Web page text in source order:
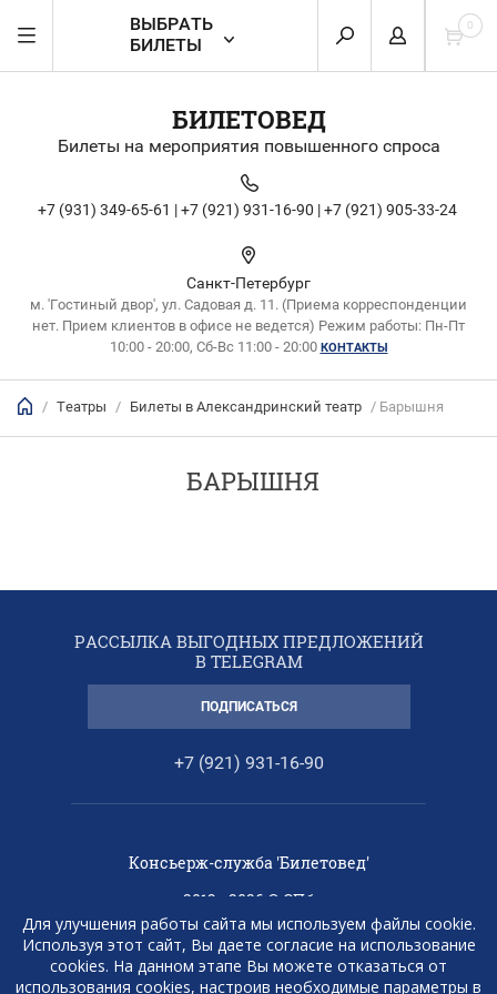
0
ВЫБРАТЬ
БИЛЕТЫ
БИЛЕТОВЕД
Билеты на мероприятия повышенного спроса
+7 (931) 349-65-61 | +7 (921) 931-16-90 | +7 (921) 905-33-24
Санкт-Петербург
м. 'Гостиный двор', ул. Садовая д. 11. (Приема корреспонденции
нет. Прием клиентов в офисе не ведется) Режим работы: Пн-Пт
10:00 - 20:00, Сб-Вс 11:00 - 20:00 КОНТАКТЫ
/ Театры / Билеты в Александринский театр / Барышня
БАРЫШНЯ
РАССЫЛКА ВЫГОДНЫХ ПРЕДЛОЖЕНИЙ
В TELEGRAM
ПОДПИСАТЬСЯ
+7 (921) 931-16-90
Консьерж-служба 'Билетовед'
2013 - 2026 © СПб
Любая информация, представленная на
данном сайте, носит исключительно
информационный характер и ни при каких
Для улучшения работы сайта мы используем файлы cookie.
Используя этот сайт, Вы даете согласие на использование
cookies. На данном этапе Вы можете отказаться от
использования cookies, настроив необходимые параметры в